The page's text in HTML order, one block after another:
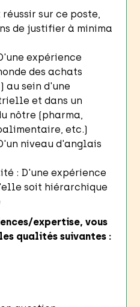
sur ce poste,
de justifier à minima
expérience
des achats
au sein d'une
et dans un
nôtre (pharma,
etc.)
niveau d'anglais
: D'une expérience
soit hiérarchique
expertise, vous
qualités suivantes :